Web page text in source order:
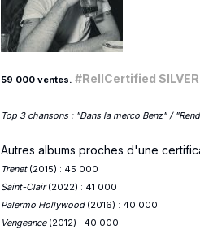
59 000 ventes. #RellCertified SILVER
Top 3 chansons : "Dans la merco Benz" /
Autres albums proches d'une
Trenet (2015) : 45 000
Saint-Clair(2022) : 41 000
Palermo Hollywood (2016) : 40 000
Vengeance(2012) : 40 000